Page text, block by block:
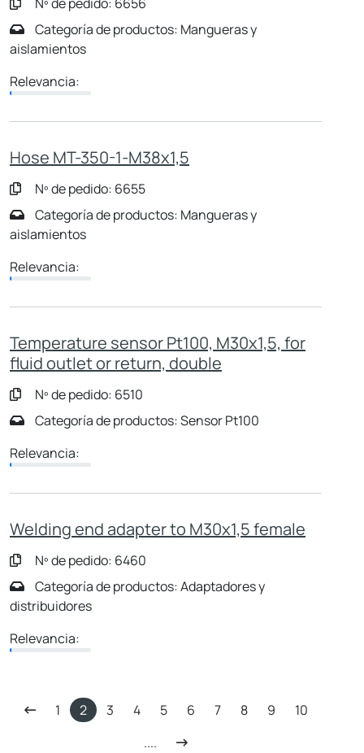
Categoría de productos: Mangueras y
aislamientos
Relevancia:
Hose MT-350-1-M38x1,5
Nº de pedido: 6655
Categoría de productos: Mangueras y
aislamientos
Relevancia:
Temperature sensor Pt100, M30x1,5, for
fluid outlet or return, double
Nº de pedido: 6510
Categoría de productos: Sensor Pt100
Relevancia:
Welding end adapter to M30x1,5 female
Nº de pedido: 6460
Categoría de productos: Adaptadores y
distribuidores
Relevancia:
1 2 3 4 5 6 7 8 9
10
....